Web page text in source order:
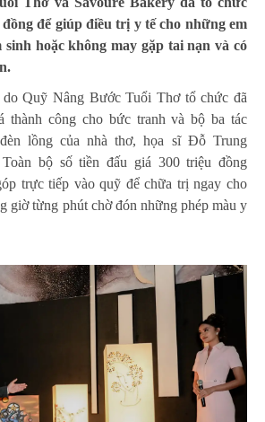
để giúp điều trị y tế cho những em
hoặc không may gặp tai nạn và có
Quỹ Nâng Bước Tuổi Thơ tổ chức đã
thành công cho bức tranh và bộ ba tác
lồng của nhà thơ, họa sĩ Đỗ Trung
Toàn bộ số tiền đấu giá 300 triệu đồng
trực tiếp vào quỹ để chữa trị ngay cho
giờ từng phút chờ đón những phép màu y